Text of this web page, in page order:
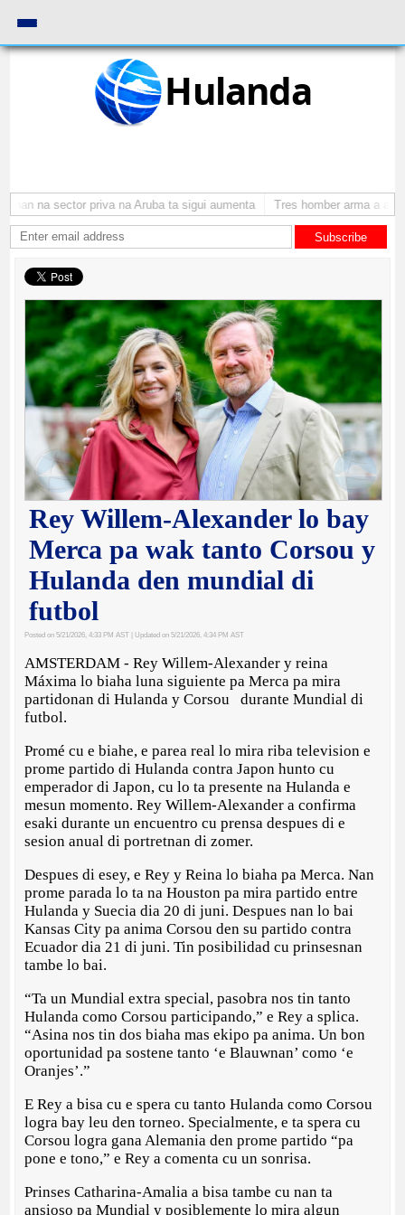
Hulanda
na sector priva na Aruba ta sigui aumenta Tres homber arma a
Subscribe
Rey Willem-Alexander lo bay
Merca pa wak tanto Corsou y
Hulanda den mundial di
futbol
Posted on 5/21/2026, 4:33 PM AST | Updated on 5/21/2026, 4:34 PM AST
AMSTERDAM - Rey Willem-Alexander y reina
Máxima lo biaha luna siguiente pa Merca pa mira
partidonan di Hulanda y Corsou durante Mundial di
futbol.
Promé cu e biahe, e parea real lo mira riba television e
prome partido di Hulanda contra Japon hunto cu
emperador di Japon, cu lo ta presente na Hulanda e
mesun momento. Rey Willem-Alexander a confirma
esaki durante un encuentro cu prensa despues di e
sesion anual di portretnan di zomer.
Despues di esey, e Rey y Reina lo biaha pa Merca. Nan
prome parada lo ta na Houston pa mira partido entre
Hulanda y Suecia dia 20 di juni. Despues nan lo bai
Kansas City pa anima Corsou den su partido contra
Ecuador dia 21 di juni. Tin posibilidad cu prinsesnan
tambe lo bai.
“Ta un Mundial extra special, pasobra nos tin tanto
Hulanda como Corsou participando,” e Rey a splica.
“Asina nos tin dos biaha mas ekipo pa anima. Un bon
oportunidad pa sostene tanto ‘e Blauwnan’ como ‘e
Oranjes’.”
E Rey a bisa cu e spera cu tanto Hulanda como Corsou
logra bay leu den torneo. Specialmente, e ta spera cu
Corsou logra gana Alemania den prome partido “pa
pone e tono,” e Rey a comenta cu un sonrisa.
Prinses Catharina-Amalia a bisa tambe cu nan ta
ansioso pa Mundial y posiblemente lo mira algun